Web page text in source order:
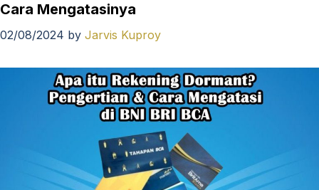
Cara Mengatasinya
02/08/2024 by Jarvis Kuproy